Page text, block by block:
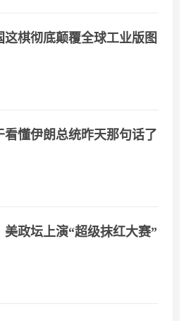
这棋彻底颠覆全球工业版图
懂伊朗总统昨天那句话了
美政坛上演“超级抹红大赛”